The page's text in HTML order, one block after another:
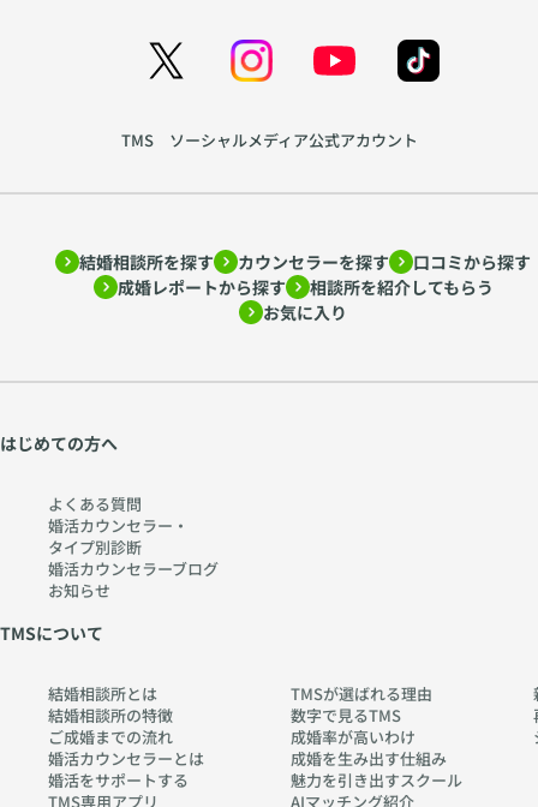
TMS ソーシャルメディア公式アカウント
結婚相談所を探す カウンセラーを探す
口コミから探す
成婚レポートから探す
相談所を紹介してもらう
お気に入り
はじめての方へ
よくある質問
婚活カウンセラー・
タイプ別診断
婚活カウンセラーブログ
お知らせ
TMSについて
結婚相談所とは
結婚相談所の特徴
ご成婚までの流れ
婚活カウンセラーとは
婚活をサポートする
TMS専用アプリ
TMSが選ばれる理由
数字で見るTMS
成婚率が高いわけ
成婚を生み出す仕組み
魅力を引き出すスクール
AIマッチング紹介